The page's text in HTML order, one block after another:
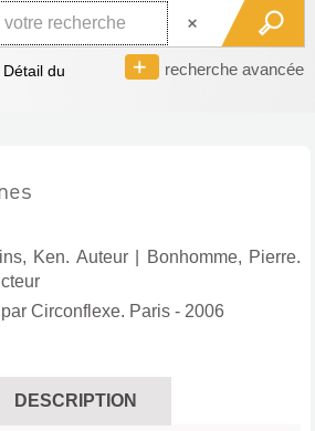
recherche avancée
Détail du
Ken. Auteur|
Bonhomme, Pierre.
Circonflexe. Paris - 2006
DESCRIPTION